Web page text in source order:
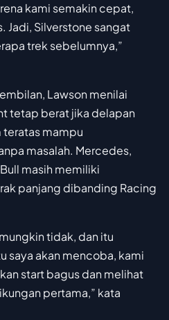
kami semakin cepat,
Jadi, Silverstone sangat
trek sebelumnya,”
Lawson menilai
tetap berat jika delapan
mampu
masalah. Mercedes,
masih memiliki
panjang dibanding Racing
tidak, dan itu
saya akan mencoba, kami
start bagus dan melihat
pertama,” kata